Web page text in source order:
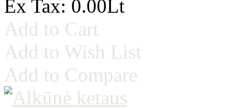
Ex Tax: 0.00Lt
Add to Cart
Add to Wish List
Add to Compare